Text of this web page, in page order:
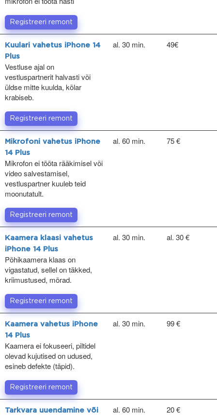
Registreeri remont
Kuulari vahetus iPhone 14
Plus
Vestluse ajal on
vestluspartnerit halvasti või
üldse mitte kuulda, kõlar
krabiseb.
al. 30 min. 49€
Registreeri remont
Mikrofoni vahetus iPhone
14 Plus
Mikrofon ei tööta rääkimisel või
video salvestamisel,
vestluspartner kuuleb teid
moonutatult.
al. 60 min. 75 €
Registreeri remont
Kaamera klaasi vahetus
iPhone 14 Plus
Põhikaamera klaas on
vigastatud, sellel on täkked,
kriimustused, mõrad.
al. 30 min. al. 30 €
Registreeri remont
Kaamera vahetus iPhone
14 Plus
Kaamera ei fokuseeri, piltidel
olevad kujutised on udused,
esineb defekte (täpid).
al. 30 min. 99 €
Registreeri remont
Tarkvara uuendamine või
al. 60 min. 20 €